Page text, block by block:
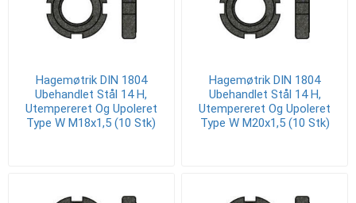
Hagemøtrik DIN 1804
Ubehandlet Stål 14 H,
Utempereret Og Upoleret
Type W M18x1,5 (10 Stk)
Hagemøtrik DIN 1804
Ubehandlet Stål 14 H,
Utempereret Og Upoleret
Type W M20x1,5 (10 Stk)